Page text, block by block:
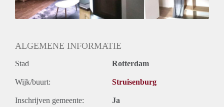
ALGEMENE INFORMATIE
Stad Rotterdam
Wijk/buurt: Struisenburg
Inschrijven gemeente: Ja